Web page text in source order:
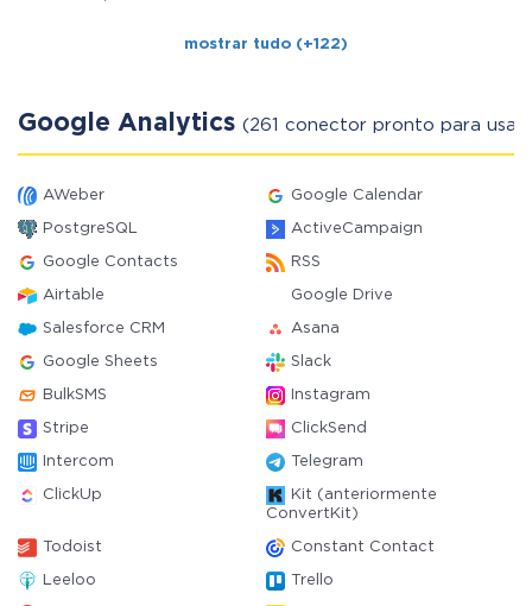
mostrar tudo (+122)
Google Analytics (261 conector pronto para usar)
AWeber Google Calendar
PostgreSQL ActiveCampaign
Google Contacts RSS
Airtable Google Drive
Salesforce CRM Asana
Google Sheets Slack
BulkSMS Instagram
Stripe ClickSend
Intercom Telegram
ClickUp
Kit (anteriormente
ConvertKit)
Todoist Constant Contact
Leeloo Trello